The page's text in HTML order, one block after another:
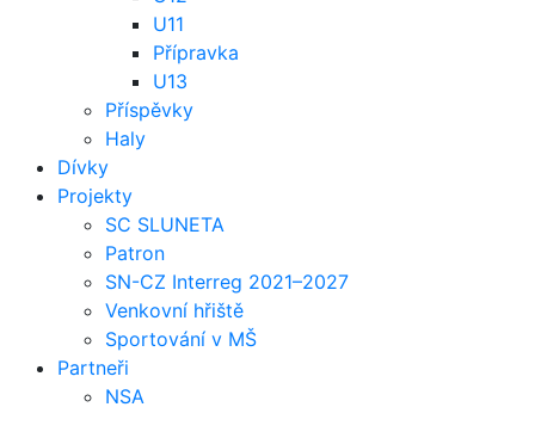
U11
Přípravka
U13
Příspěvky
Haly
Dívky
Projekty
SC SLUNETA
Patron
SN-CZ Interreg 2021–2027
Venkovní hřiště
Sportování v MŠ
Partneři
NSA